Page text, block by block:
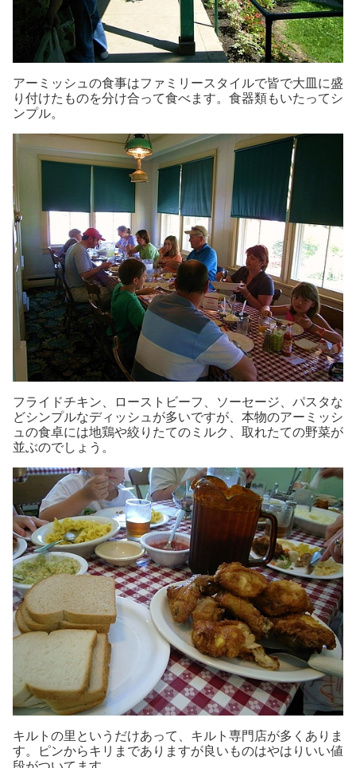
アーミッシュの食事はファミリースタイルで皆で大皿に盛
り付けたものを分け合って食べます。食器類もいたってシ
ンプル。
フライドチキン、ローストビーフ、ソーセージ、パスタな
どシンプルなディッシュが多いですが、本物のアーミッシ
ュの食卓には地鶏や絞りたてのミルク、取れたての野菜が
並ぶのでしょう。
キルトの里というだけあって、キルト専門店が多くありま
す。ピンからキリまでありますが良いものはやはりいい値